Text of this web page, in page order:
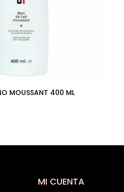
MOUSSANT 400 ML
MI CUENTA